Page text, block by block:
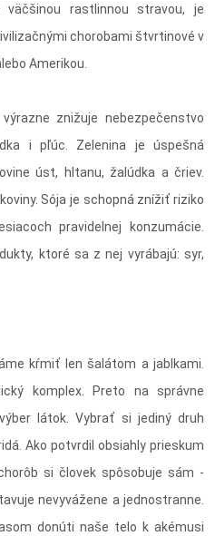
rastlinnou stravou, je
chorobami štvrtinové v
Amerikou.
znižuje nebezpečenstvo
i pľúc. Zelenina je úspešná
úst, hltanu, žalúdka a čriev.
Sója je schopná znížiť riziko
pravidelnej konzumácie.
ktoré sa z nej vyrábajú: syr,
kŕmiť len šalátom a jablkami.
komplex. Preto na správne
látok. Vybrať si jediný druh
Ako potvrdil obsiahly prieskum
si človek spôsobuje sám -
nevyvážene a jednostranne.
donúti naše telo k akémusi